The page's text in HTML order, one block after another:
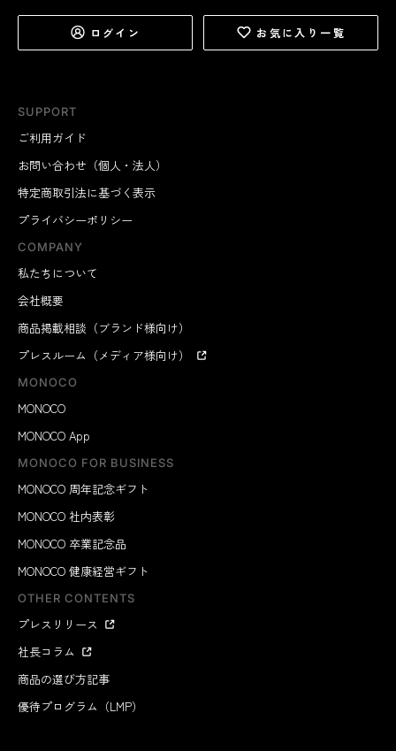
SUPPORT
ご利用ガイド
お問い合わせ（個人・法人）
特定商取引法に基づく表示
プライバシーポリシー
COMPANY
私たちについて
会社概要
商品掲載相談（ブランド様向け）
プレスルーム（メディア様向け）
MONOCO
MONOCO
MONOCO App
MONOCO FOR BUSINESS
MONOCO 周年記念ギフト
MONOCO 社内表彰
MONOCO 卒業記念品
MONOCO 健康経営ギフト
OTHER CONTENTS
プレスリリース
社長コラム
商品の選び方記事
優待プログラム（LMP）
ログイン お気に入り一覧